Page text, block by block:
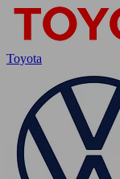
Toyota